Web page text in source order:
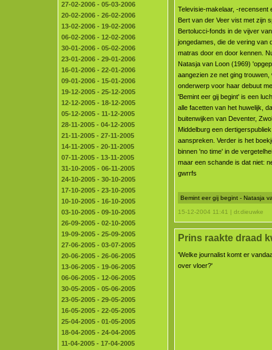
27-02-2006 - 05-03-2006
20-02-2006 - 26-02-2006
13-02-2006 - 19-02-2006
06-02-2006 - 12-02-2006
30-01-2006 - 05-02-2006
23-01-2006 - 29-01-2006
16-01-2006 - 22-01-2006
09-01-2006 - 15-01-2006
19-12-2005 - 25-12-2005
12-12-2005 - 18-12-2005
05-12-2005 - 11-12-2005
28-11-2005 - 04-12-2005
21-11-2005 - 27-11-2005
14-11-2005 - 20-11-2005
07-11-2005 - 13-11-2005
31-10-2005 - 06-11-2005
24-10-2005 - 30-10-2005
17-10-2005 - 23-10-2005
10-10-2005 - 16-10-2005
03-10-2005 - 09-10-2005
26-09-2005 - 02-10-2005
19-09-2005 - 25-09-2005
27-06-2005 - 03-07-2005
20-06-2005 - 26-06-2005
13-06-2005 - 19-06-2005
06-06-2005 - 12-06-2005
30-05-2005 - 05-06-2005
23-05-2005 - 29-05-2005
16-05-2005 - 22-05-2005
25-04-2005 - 01-05-2005
18-04-2005 - 24-04-2005
11-04-2005 - 17-04-2005
Televisie-makelaar, -recensent
Bert van der Veer vist met zijn
Bertolucci-fonds in de vijver
jongedames, die de vering van
matras door en door kennen.
Natasja van Loon (1969)
aangezien ze net ging trouwen,
onderwerp voor haar debuut
'Bemint eer gij begint' is een
alle facetten van het huwelijk,
buitenwijken van Deventer,
Middelburg een
aanspreken. Verder is het
binnen 'no time' in de
maar een schande is dat niet:
gwrrfs
Bemint eer gij begint - Natasja
15-12-2004 11:41 | dr.dieuwke
Prins raakte draad
'Welke journalist komt er
over vloer?'